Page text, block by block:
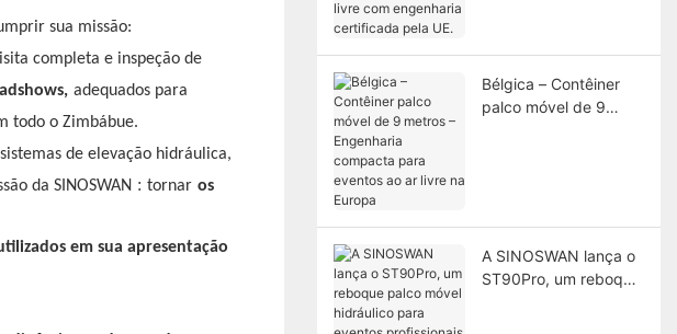
sua missão:
completa e inspeção de
adequados para
todo o Zimbábue.
de elevação hidráulica,
da SINOSWAN : tornar os
pela UE.
Bélgica – Contêiner
palco móvel de 9
A SINOSWAN lança o
ST90Pro, um reboque